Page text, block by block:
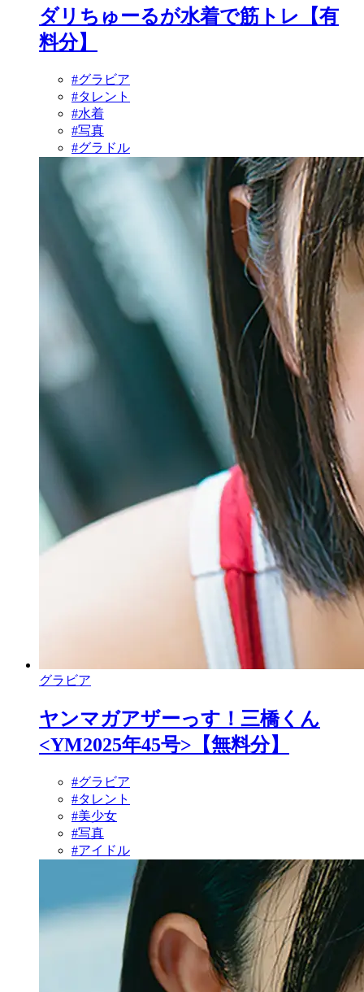
ダリちゅーるが水着で筋トレ【有
料分】
#グラビア
#タレント
#水着
#写真
#グラドル
グラビア
ヤンマガアザーっす！三橋くん
<YM2025年45号>【無料分】
#グラビア
#タレント
#美少女
#写真
#アイドル